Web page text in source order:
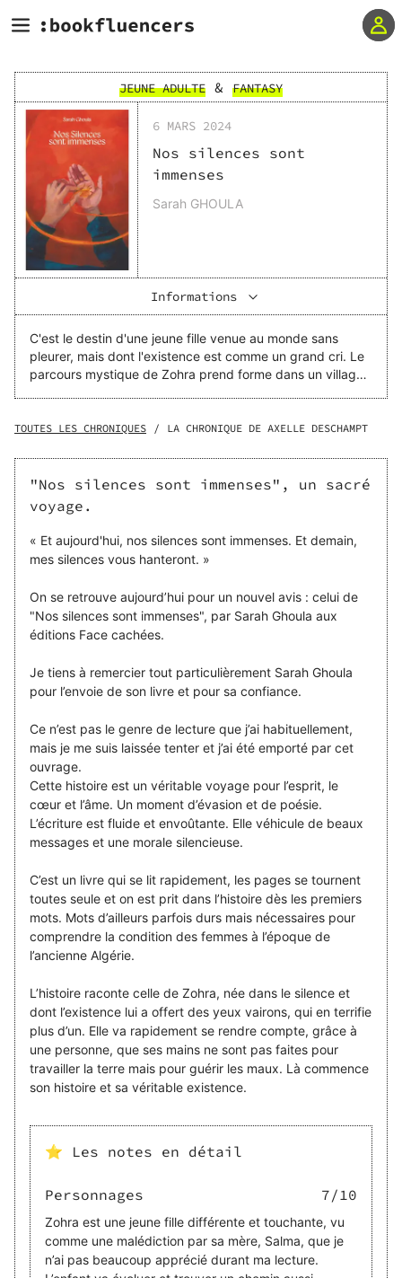
JEUNE ADULTE & FANTASY
6 MARS 2024
Nos silences sont
immenses
Sarah GHOULA
Informations
C'est le destin d'une jeune fille venue au monde sans
pleurer, mais dont l'existence est comme un grand cri. Le
parcours mystique de Zohra prend forme dans un village
guérisseuse qui voit en elle un potentiel infini. Forte de ce
se presse à sa porte. Différents dilemmes moraux s'offrent
alors à elle.
TOUTES LES CHRONIQUES / LA CHRONIQUE DE AXELLE DESCHAMPT
"Nos silences sont immenses", un sacré
voyage.
« Et aujourd'hui, nos silences sont immenses. Et demain,
mes silences vous hanteront. »
On se retrouve aujourd’hui pour un nouvel avis : celui de
"Nos silences sont immenses", par Sarah Ghoula aux
éditions Face cachées.
Je tiens à remercier tout particulièrement Sarah Ghoula
pour l’envoie de son livre et pour sa confiance.
Ce n’est pas le genre de lecture que j’ai habituellement,
mais je me suis laissée tenter et j’ai été emporté par cet
ouvrage.
Cette histoire est un véritable voyage pour l’esprit, le
cœur et l’âme. Un moment d’évasion et de poésie.
L’écriture est fluide et envoûtante. Elle véhicule de beaux
messages et une morale silencieuse.
C’est un livre qui se lit rapidement, les pages se tournent
toutes seule et on est prit dans l’histoire dès les premiers
mots. Mots d’ailleurs parfois durs mais nécessaires pour
comprendre la condition des femmes à l’époque de
l’ancienne Algérie.
L’histoire raconte celle de Zohra, née dans le silence et
dont l’existence lui a offert des yeux vairons, qui en terrifie
plus d’un. Elle va rapidement se rendre compte, grâce à
une personne, que ses mains ne sont pas faites pour
travailler la terre mais pour guérir les maux. Là commence
⭐ Les notes en détail
Personnages 7/10
Zohra est une jeune fille différente et touchante, vu
comme une malédiction par sa mère, Salma, que je
n’ai pas beaucoup apprécié durant ma lecture.